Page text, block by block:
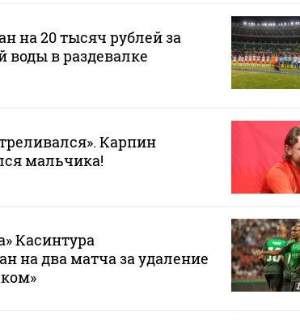
на 20 тысяч рублей за
воды в раздевалке
Карпин
мальчика!
Касинтура
на два матча за удаление